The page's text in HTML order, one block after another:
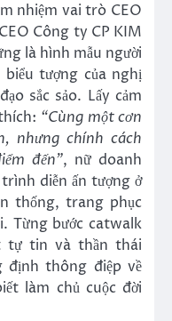
nhiệm vai trò CEO
Công ty CP KIM
là hình mẫu người
tượng của nghị
sắc sảo. Lấy cảm
“Cùng một cơn
nhưng chính cách
đến”, nữ doanh
diễn ấn tượng ở
thống, trang phục
Từng bước catwalk
tự tin và thần thái
định thông điệp về
làm chủ cuộc đời